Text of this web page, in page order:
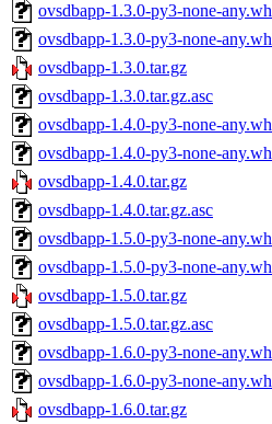
ovsdbapp-1.3.0-py3-none-
ovsdbapp-1.3.0-py3-none-
ovsdbapp-1.3.0.tar.gz
ovsdbapp-1.3.0.tar.gz.asc
ovsdbapp-1.4.0-py3-none-
ovsdbapp-1.4.0-py3-none-
ovsdbapp-1.4.0.tar.gz
ovsdbapp-1.4.0.tar.gz.asc
ovsdbapp-1.5.0-py3-none-
ovsdbapp-1.5.0-py3-none-
ovsdbapp-1.5.0.tar.gz
ovsdbapp-1.5.0.tar.gz.asc
ovsdbapp-1.6.0-py3-none-
ovsdbapp-1.6.0-py3-none-
ovsdbapp-1.6.0.tar.gz